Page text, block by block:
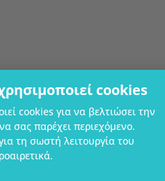
cookies
cookies για να βελτιώσει την
σας παρέχει περιεχόμενο.
τη σωστή λειτουργία του